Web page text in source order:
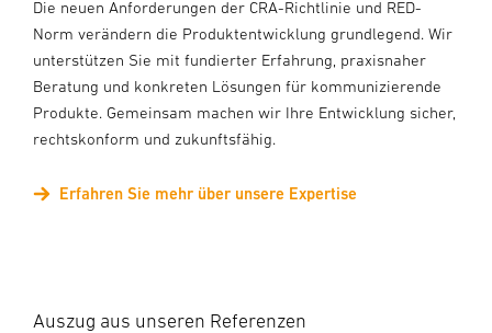
Die neuen Anforderungen der CRA-Richtlinie und RED-
Norm verändern die Produktentwicklung grundlegend. Wir
unterstützen Sie mit fundierter Erfahrung, praxisnaher
Beratung und konkreten Lösungen für kommunizierende
Produkte. Gemeinsam machen wir Ihre Entwicklung sicher,
rechtskonform und zukunftsfähig.
Erfahren Sie mehr über unsere Expertise
Auszug aus unseren Referenzen